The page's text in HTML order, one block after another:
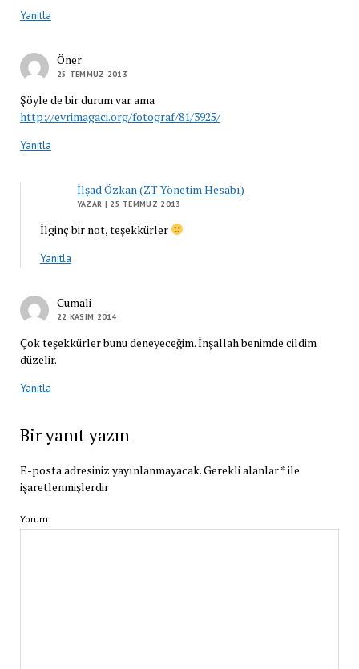
Yanıtla
Öner
25 TEMMUZ 2013
Şöyle de bir durum var ama
http://evrimagaci.org/fotograf/81/3925/
Yanıtla
İlşad Özkan (ZT Yönetim Hesabı)
YAZAR | 25 TEMMUZ 2013
İlginç bir not, teşekkürler
Yanıtla
Cumali
22 KASIM 2014
Çok teşekkürler bunu deneyeceğim. İnşallah benimde cildim
düzelir.
Yanıtla
Bir yanıt yazın
E-posta adresiniz yayınlanmayacak.Gerekli alanlar*ile
işaretlenmişlerdir
Yorum